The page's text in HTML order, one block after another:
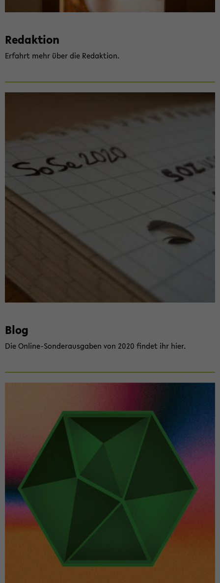
Re­dak­ti­on
Er­fahrt mehr über die Re­dak­ti­on.
Blog
Die Online-​Sonderausgaben von 2020 fin­det ihr hier.